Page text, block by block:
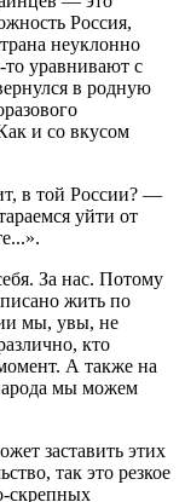
Россия,
неуклонно
уравнивают с
в родную
и со вкусом
в той России? —
уйти от
За нас. Потому
жить по
мы, увы, не
кто
А также на
мы можем
заставить этих
так это резкое
скрепных